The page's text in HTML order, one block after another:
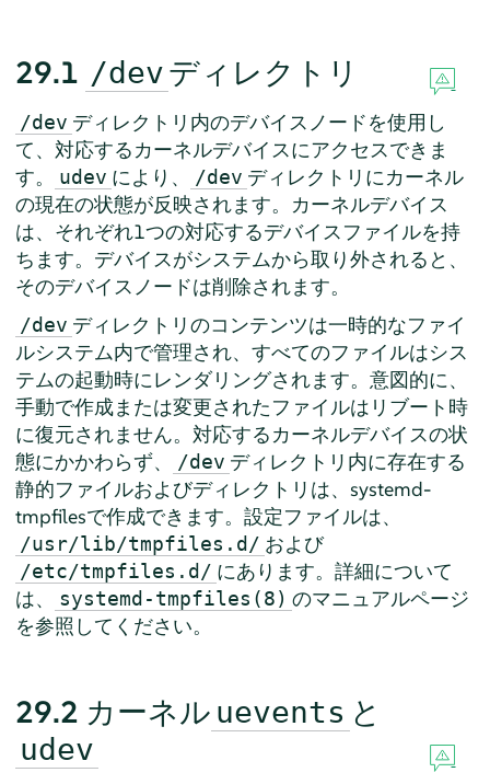
29.1 /devディレクトリ
/dev ディレクトリ内のデバイスノードを使用し
て、対応するカーネルデバイスにアクセスできま
す。
udev により、 /dev ディレクトリにカーネル
の現在の状態が反映されます。カーネルデバイス
は、それぞれ1つの対応するデバイスファイルを持
ちます。デバイスがシステムから取り外されると、
そのデバイスノードは削除されます。
/dev ディレクトリのコンテンツは一時的なファイ
ルシステム内で管理され、すべてのファイルはシス
テムの起動時にレンダリングされます。意図的に、
手動で作成または変更されたファイルはリブート時
に復元されません。対応するカーネルデバイスの状
態にかかわらず、
/dev ディレクトリ内に存在する
静的ファイルおよびディレクトリは、systemd-
tmpfilesで作成できます。設定ファイルは、
/usr/lib/tmpfiles.d/ および
/etc/tmpfiles.d/ にあります。詳細について
は、
systemd-tmpfiles(8) のマニュアルページ
を参照してください。
29.2 カーネル uevents と
udev